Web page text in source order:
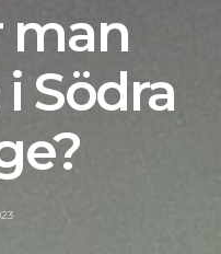
man
Södra